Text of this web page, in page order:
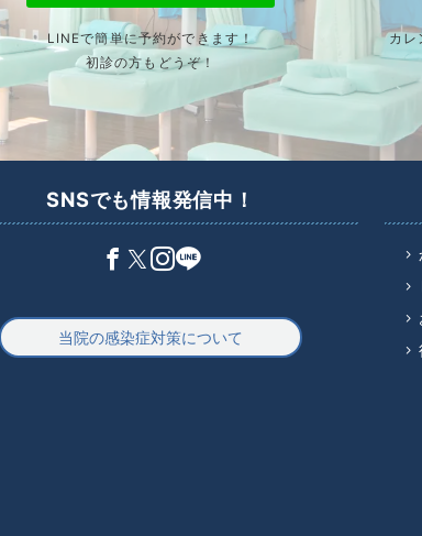
LINEで簡単に予約ができます！
初診の方もどうぞ！
カレ
SNSでも情報発信中！
当院の感染症対策について